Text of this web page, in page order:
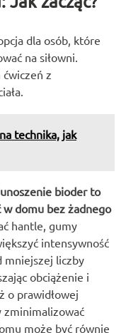
dla osób, które
na siłowni.
z
technika, jak
bioder to
domu bez żadnego
hantle, gumy
intensywność
mniejszej liczby
obciążenie i
o prawidłowej
zminimalizować
może być równie